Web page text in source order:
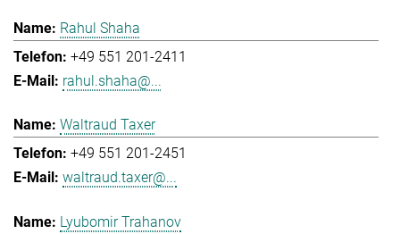
Rahul Shaha
+49 551 201-2411
rahul.shaha@...
Waltraud Taxer
+49 551 201-2451
waltraud.taxer@...
Lyubomir Trahanov